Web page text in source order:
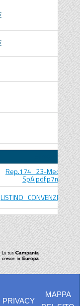
Allegato
Rep.174_23-Medtronic
SpA.pdf.p7m.p7m
PRIVACY
MAPPA